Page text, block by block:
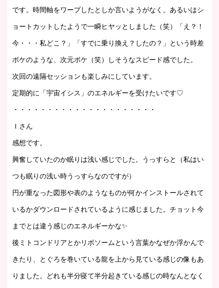
です。時間軸をワープしたとしか言いようがなく。あるいはシ
ョートカットしたようで一瞬ヒヤッとしました（笑）「え？！
今・・・私どこ？」「すでに乗り換え？したの？」という時差
ボケのような、次元ボケ（笑）しそうなスピード感でした。
次回の遠隔セッションも楽しみにしています。
定期的に「宇宙イシス」のエネルギーを受けたいです♡
・・・・・・・・・・・・・・・・・・・・・
Ｉさん
感想です。
興奮していたのか眠りは浅い感じでした。うっすらと（私はい
つも眠りの浅い時うっすらなのですが）
円が重なった図形や表のようなものが何かインストールされて
いるかダウンロードされているように感じました。チョット今
までとは違う感じのエネルギーかな✨
後ミトコンドリアとかリボソームという言葉かなぜか浮かんで
きたり、とぐろを巻いている龍を上から見ている感じの像もあ
りました。どれも半分寝て半分起きている感じの時なんとなく